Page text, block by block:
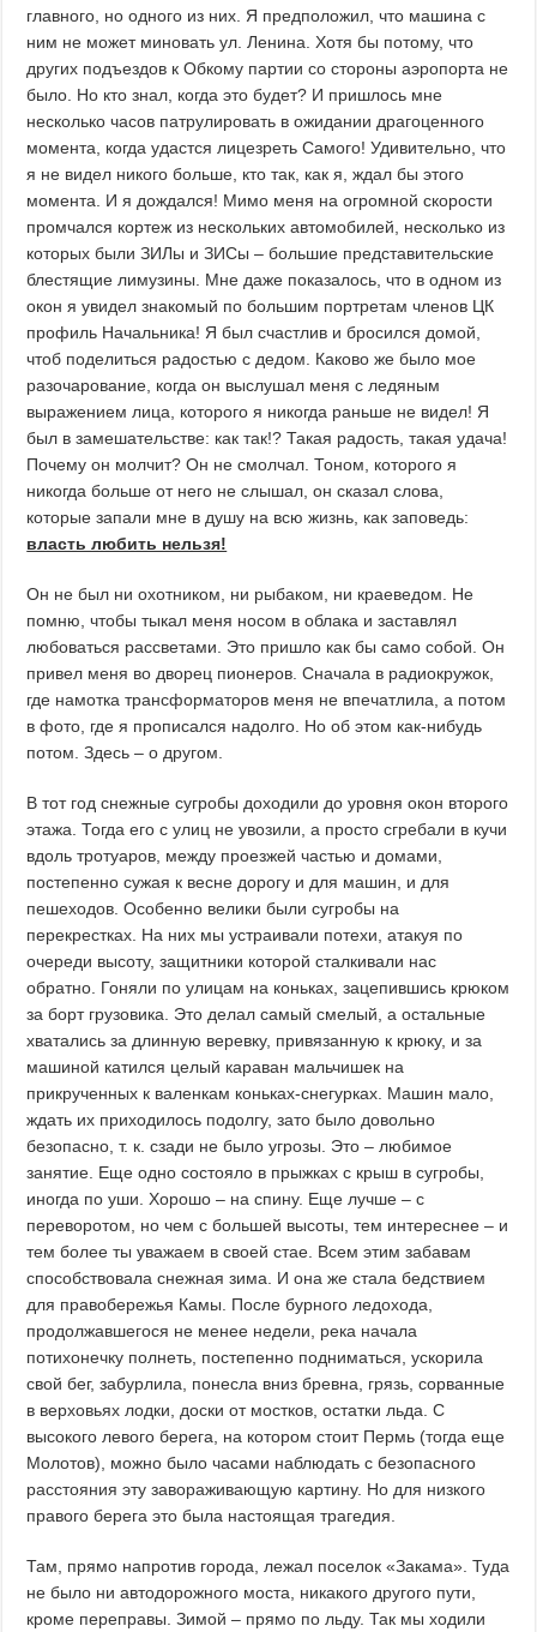
главного, но одного из них. Я предположил, что машина с
ним не может миновать ул. Ленина. Хотя бы потому, что
других подъездов к Обкому партии со стороны аэропорта не
было. Но кто знал, когда это будет? И пришлось мне
несколько часов патрулировать в ожидании драгоценного
момента, когда удастся лицезреть Самого! Удивительно, что
я не видел никого больше, кто так, как я, ждал бы этого
момента. И я дождался! Мимо меня на огромной скорости
промчался кортеж из нескольких автомобилей, несколько из
которых были ЗИЛы и ЗИСы – большие представительские
блестящие лимузины. Мне даже показалось, что в одном из
окон я увидел знакомый по большим портретам членов ЦК
профиль Начальника! Я был счастлив и бросился домой,
чтоб поделиться радостью с дедом. Каково же было мое
разочарование, когда он выслушал меня с ледяным
выражением лица, которого я никогда раньше не видел! Я
был в замешательстве: как так!? Такая радость, такая удача!
Почему он молчит? Он не смолчал. Тоном, которого я
никогда больше от него не слышал, он сказал слова,
которые запали мне в душу на всю жизнь, как заповедь:
власть любить нельзя!
Он не был ни охотником, ни рыбаком, ни краеведом. Не
помню, чтобы тыкал меня носом в облака и заставлял
любоваться рассветами. Это пришло как бы само собой. Он
привел меня во дворец пионеров. Сначала в радиокружок,
где намотка трансформаторов меня не впечатлила, а потом
в фото, где я прописался надолго. Но об этом как-нибудь
потом. Здесь – о другом.
В тот год снежные сугробы доходили до уровня окон второго
этажа. Тогда его с улиц не увозили, а просто сгребали в кучи
вдоль тротуаров, между проезжей частью и домами,
постепенно сужая к весне дорогу и для машин, и для
пешеходов. Особенно велики были сугробы на
перекрестках. На них мы устраивали потехи, атакуя по
очереди высоту, защитники которой сталкивали нас
обратно. Гоняли по улицам на коньках, зацепившись крюком
за борт грузовика. Это делал самый смелый, а остальные
хватались за длинную веревку, привязанную к крюку, и за
машиной катился целый караван мальчишек на
прикрученных к валенкам коньках-снегурках. Машин мало,
ждать их приходилось подолгу, зато было довольно
безопасно, т. к. сзади не было угрозы. Это – любимое
занятие. Еще одно состояло в прыжках с крыш в сугробы,
иногда по уши. Хорошо – на спину. Еще лучше – с
переворотом, но чем с большей высоты, тем интереснее – и
тем более ты уважаем в своей стае. Всем этим забавам
способствовала снежная зима. И она же стала бедствием
для правобережья Камы. После бурного ледохода,
продолжавшегося не менее недели, река начала
потихонечку полнеть, постепенно подниматься, ускорила
свой бег, забурлила, понесла вниз бревна, грязь, сорванные
в верховьях лодки, доски от мостков, остатки льда. С
высокого левого берега, на котором стоит Пермь (тогда еще
Молотов), можно было часами наблюдать с безопасного
расстояния эту завораживающую картину. Но для низкого
правого берега это была настоящая трагедия.
Там, прямо напротив города, лежал поселок «Закама». Туда
не было ни автодорожного моста, никакого другого пути,
кроме переправы. Зимой – прямо по льду. Так мы ходили